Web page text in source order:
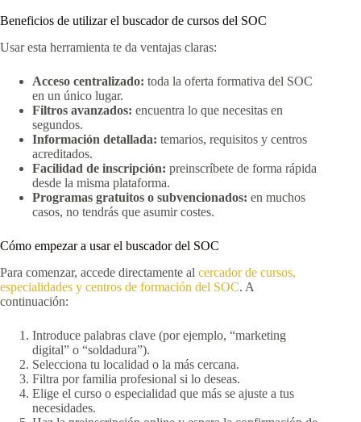
Beneficios de utilizar el buscador de cursos del SOC
Usar esta herramienta te da ventajas claras:
Acceso centralizado: toda la oferta formativa del SOC
en un único lugar.
Filtros avanzados: encuentra lo que necesitas en
segundos.
Información detallada: temarios, requisitos y centros
acreditados.
Facilidad de inscripción: preinscríbete de forma rápida
desde la misma plataforma.
Programas gratuitos o subvencionados: en muchos
casos, no tendrás que asumir costes.
Cómo empezar a usar el buscador del SOC
Para comenzar, accede directamente al cercador de cursos,
especialidades y centros de formación del SOC. A
continuación:
Introduce palabras clave (por ejemplo, “marketing
digital” o “soldadura”).
Selecciona tu localidad o la más cercana.
Filtra por familia profesional si lo deseas.
Elige el curso o especialidad que más se ajuste a tus
necesidades.